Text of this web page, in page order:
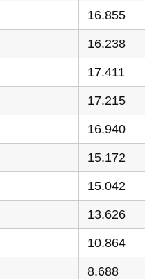
16.855
16.238
17.411
17.215
16.940
15.172
15.042
13.626
10.864
8.688